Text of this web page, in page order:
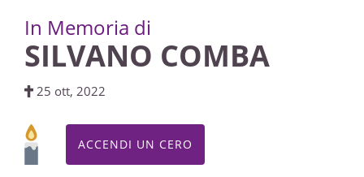
In Memoria di
SILVANO COMBA
25 ott, 2022
ACCENDI UN CERO